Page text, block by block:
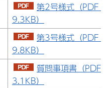
第2号様式（PDF：
9.3KB）
第3号様式（PDF：
9.8KB）
質問事項書（PDF：
3.1KB）